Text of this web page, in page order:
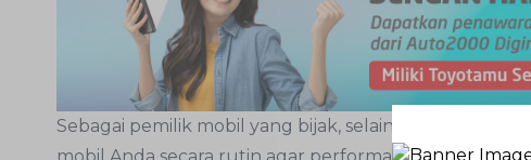
Sebagai pemilik mobil yang bijak, selain patuh
mobil Anda secara rutin agar performanya tetap